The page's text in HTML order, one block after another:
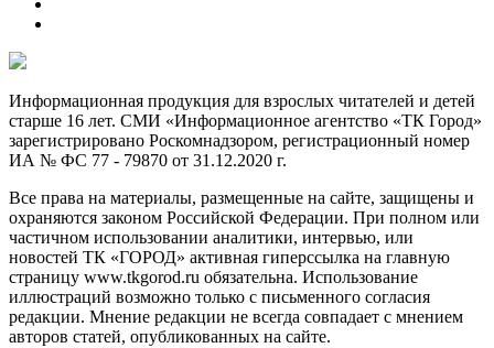
Информационная продукция для взрослых читателей и детей
старше 16 лет. СМИ «Информационное агентство «ТК Город»
зарегистрировано Роскомнадзором, регистрационный номер
ИА № ФС 77 - 79870 от 31.12.2020 г.
Все права на материалы, размещенные на сайте, защищены и
охраняются законом Российской Федерации. При полном или
частичном использовании аналитики, интервью, или
новостей ТК «ГОРОД» активная гиперссылка на главную
страницу www.tkgorod.ru обязательна. Использование
иллюстраций возможно только с письменного согласия
редакции. Мнение редакции не всегда совпадает с мнением
авторов статей, опубликованных на сайте.